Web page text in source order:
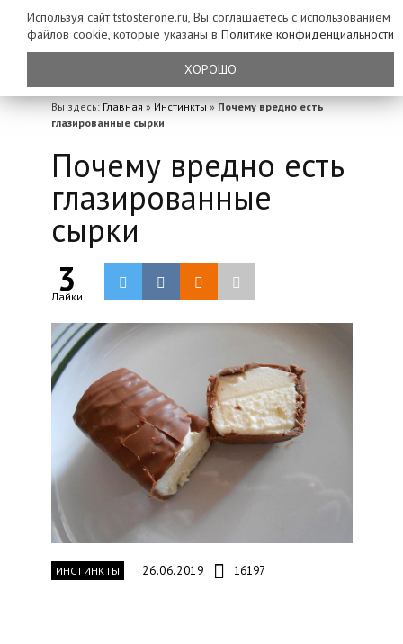
Вы здесь: Главная » Инстинкты » Почему вредно есть
глазированные сырки
Почему вредно есть
глазированные
сырки
3
Лайки
ИНСТИНКТЫ 26.06.2019 16197
Используя сайт tstosterone.ru, Вы соглашаетесь с использованием
файлов cookie, которые указаны в Политике конфиденциальности
ХОРОШО